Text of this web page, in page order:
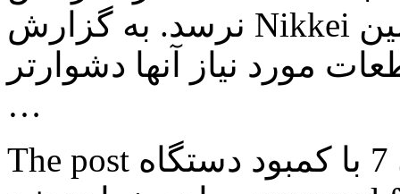
نرسد. به گزارش Nikkei اپل با کمبودهایی در زنجیره تأمین
مورد نیاز آنها دشوارتر
…
The post اپل در زمان عرضه رسمی آیفون 7 با کمبود دستگاه